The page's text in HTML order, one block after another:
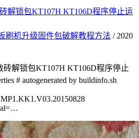
解锁包KT107H KT106D程序停止运
刷机升级固件包破解教程方法 / 2020
砖解锁包KT107H KT106D程序停止
# autogenerated by buildinfo.sh